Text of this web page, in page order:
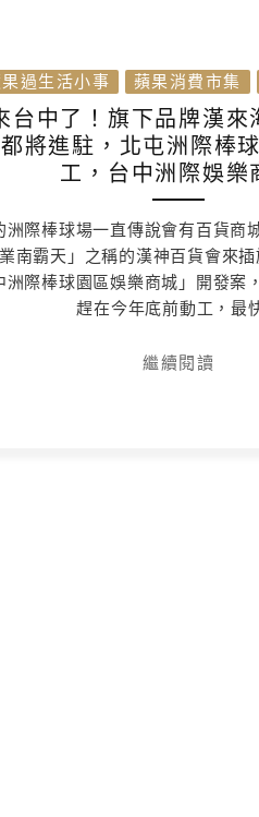
過生活小事 蘋果消費市集
台中了！旗下品牌漢來
將進駐，北屯洲際棒
工，台中洲際娛樂
洲際棒球場一直傳說會有百貨商
南霸天」之稱的漢神百貨會來
洲際棒球園區娛樂商城」開發案
趕在今年底前動工，最
繼續閱讀